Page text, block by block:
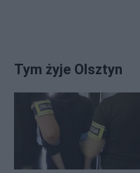
Tym żyje Olsztyn